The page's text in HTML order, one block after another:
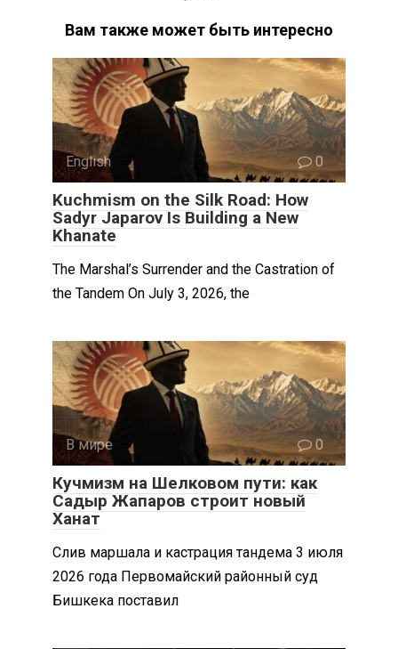
Вам также может быть интересно
English 0
Kuchmism on the Silk Road: How
Sadyr Japarov Is Building a New
Khanate
The Marshal’s Surrender and the Castration of
the Tandem On July 3, 2026, the
В мире 0
Кучмизм на Шелковом пути: как
Садыр Жапаров строит новый
Ханат
Слив маршала и кастрация тандема 3 июля
2026 года Первомайский районный суд
Бишкека поставил